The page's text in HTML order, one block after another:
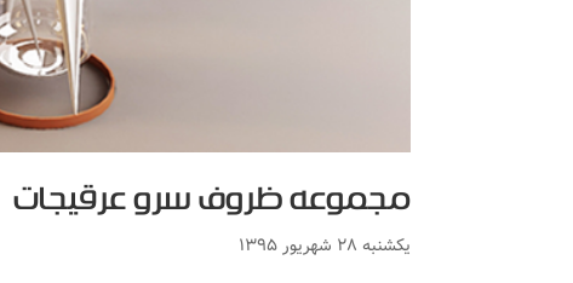
مجموعه ظروف سرو عرقیجات
یکشنبه ۲۸ شهریور ۱۳۹۵